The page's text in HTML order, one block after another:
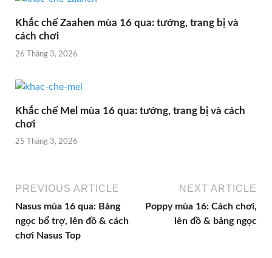
Khắc chế Zaahen mùa 16 qua: tướng, trang bị và
cách chơi
26 Tháng 3, 2026
Khắc chế Mel mùa 16 qua: tướng, trang bị và cách
chơi
25 Tháng 3, 2026
PREVIOUS ARTICLE
Nasus mùa 16 qua: Bảng
ngọc bổ trợ, lên đồ & cách
chơi Nasus Top
NEXT ARTICLE
Poppy mùa 16: Cách chơi,
lên đồ & bảng ngọc